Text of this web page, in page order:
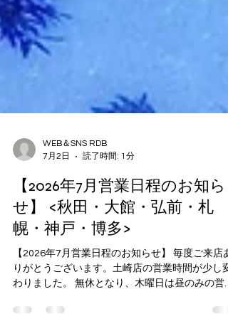
WEB＆SNS RDB
7月2日
読了時間: 1分
【2026年7月営業日程のお知ら
せ】 <秋田・大館・弘前・札
幌・神戸・博多>
【2026年7月営業日程のお知らせ】 毎度ご来店あ